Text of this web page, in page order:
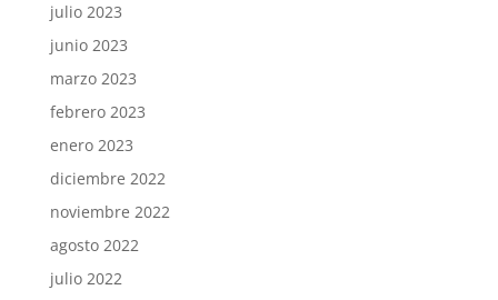
julio 2023
junio 2023
marzo 2023
febrero 2023
enero 2023
diciembre 2022
noviembre 2022
agosto 2022
julio 2022